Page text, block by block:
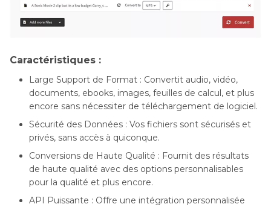
Caractéristiques :
Large Support de Format : Convertit audio, vidéo,
documents, ebooks, images, feuilles de calcul, et plus
encore sans nécessiter de téléchargement de logiciel.
Sécurité des Données : Vos fichiers sont sécurisés et
privés, sans accès à quiconque.
Conversions de Haute Qualité : Fournit des résultats
de haute qualité avec des options personnalisables
pour la qualité et plus encore.
API Puissante : Offre une intégration personnalisée